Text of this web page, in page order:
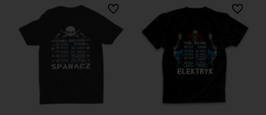
Do ulubionych Do